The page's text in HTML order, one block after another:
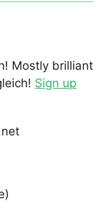
Mostly brilliant
Sign up